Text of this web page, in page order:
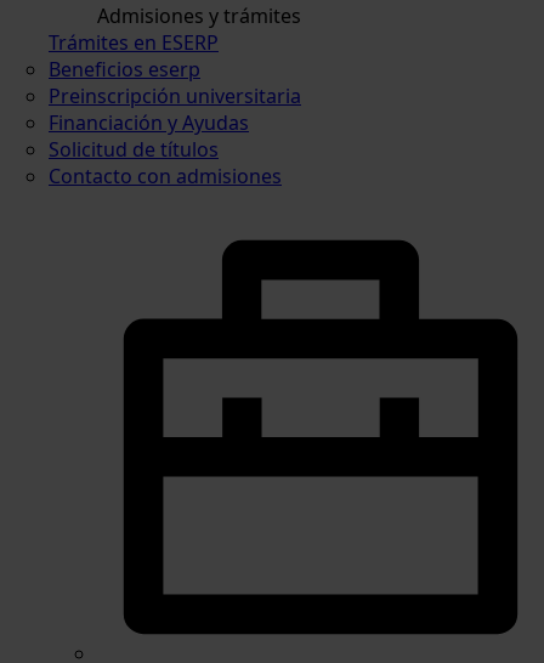
Admisiones y trámites
Trámites en ESERP
Beneficios eserp
Preinscripción universitaria
Financiación y Ayudas
Solicitud de títulos
Contacto con admisiones